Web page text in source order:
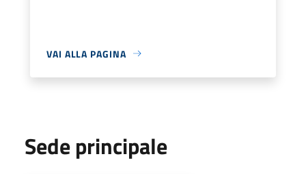
VAI ALLA PAGINA
Sede principale